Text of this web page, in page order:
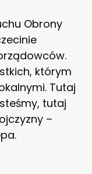
Obrony
którym
Tutaj
tutaj
–